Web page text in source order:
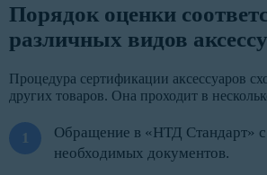
Порядок оценки
различных видов
Процедура сертификации аксессуаров
других товаров. Она проходит в
Обращение в «НТД Стандарт» с
необходимых документов.